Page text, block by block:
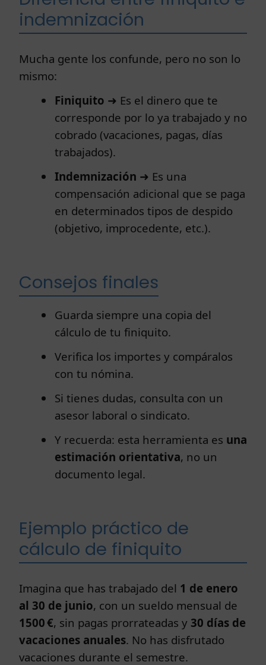
indemnización
Mucha gente los confunde, pero no son lo
mismo:
Finiquito ➜ Es el dinero que te
corresponde por lo ya trabajado y no
cobrado (vacaciones, pagas, días
trabajados).
Indemnización ➜ Es una
compensación adicional que se paga
en determinados tipos de despido
(objetivo, improcedente, etc.).
Consejos finales
Guarda siempre una copia del
cálculo de tu finiquito.
Verifica los importes y compáralos
con tu nómina.
Si tienes dudas, consulta con un
asesor laboral o sindicato.
Y recuerda: esta herramienta es una
estimación orientativa, no un
documento legal.
Ejemplo práctico de
cálculo de finiquito
Imagina que has trabajado del 1 de enero
al 30 de junio, con un sueldo mensual de
1500 €, sin pagas prorrateadas y 30 días de
vacaciones anuales. No has disfrutado
vacaciones durante el semestre.